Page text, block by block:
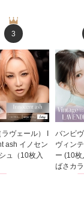
3
ヴェール） I
ash イノセン
ュ（10枚入
バンビ
ヴィン
ー (10
ばさカ
1,848